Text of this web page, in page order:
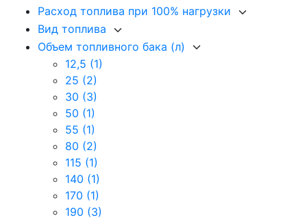
Расход топлива при 100% нагрузки
Вид топлива
Объем топливного бака (л)
12,5 (1)
25 (2)
30 (3)
50 (1)
55 (1)
80 (2)
115 (1)
140 (1)
170 (1)
190 (3)